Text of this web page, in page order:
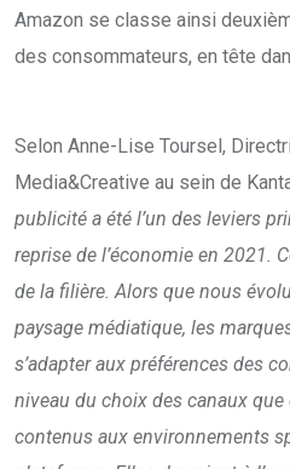
Amazon se classe ainsi
des consommateurs, en tête
Selon Anne-Lise Toursel,
Media&Creative au sein de
publicité a été l’un des leviers
reprise de l’économie en 2021.
de la filière. Alors que nous
paysage médiatique, les
s’adapter aux préférences des
niveau du choix des canaux que
contenus aux environnements